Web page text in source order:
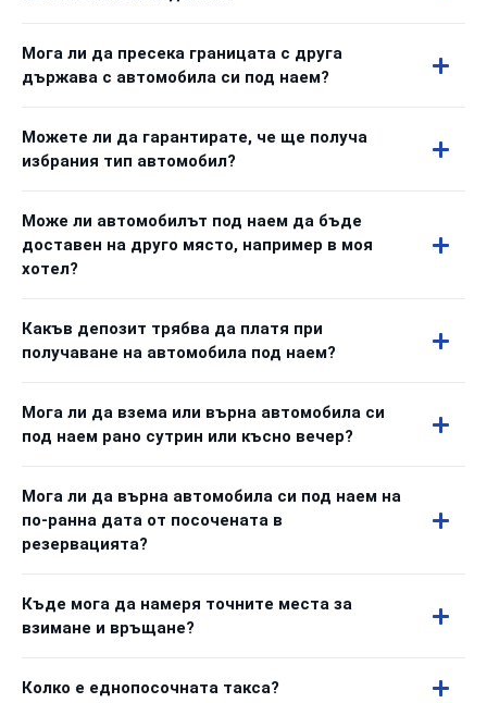
Мога ли да пресека границата с друга
държава с автомобила си под наем?
Можете ли да гарантирате, че ще получа
избрания тип автомобил?
Може ли автомобилът под наем да бъде
доставен на друго място, например в моя
хотел?
Какъв депозит трябва да платя при
получаване на автомобила под наем?
Мога ли да взема или върна автомобила си
под наем рано сутрин или късно вечер?
Мога ли да върна автомобила си под наем на
по-ранна дата от посочената в
резервацията?
Къде мога да намеря точните места за
взимане и връщане?
Колко е еднопосочната такса?